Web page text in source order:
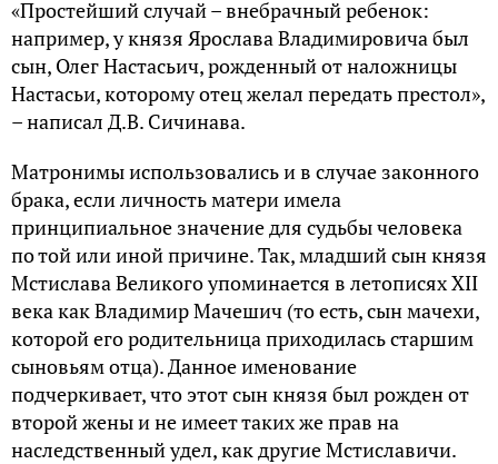
«Простейший случай – внебрачный ребенок:
например, у князя Ярослава Владимировича был
сын, Олег Настасьич, рожденный от наложницы
Настасьи, которому отец желал передать престол»,
– написал Д.В. Сичинава.
Матронимы использовались и в случае законного
брака, если личность матери имела
принципиальное значение для судьбы человека
по той или иной причине. Так, младший сын князя
Мстислава Великого упоминается в летописях XII
века как Владимир Мачешич (то есть, сын мачехи,
которой его родительница приходилась старшим
сыновьям отца). Данное именование
подчеркивает, что этот сын князя был рожден от
второй жены и не имеет таких же прав на
наследственный удел, как другие Мстиславичи.